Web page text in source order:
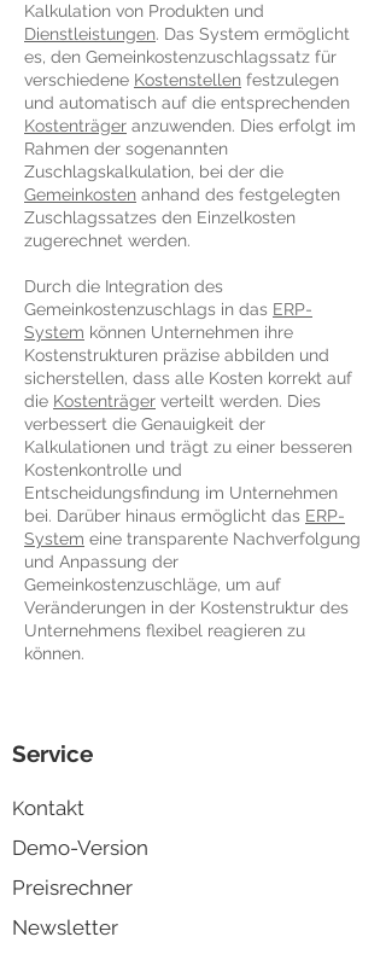
Kalkulation von Produkten und
Dienstleistungen. Das System ermöglicht
es, den Gemeinkostenzuschlagssatz für
verschiedene Kostenstellen festzulegen
und automatisch auf die entsprechenden
Kostenträger anzuwenden. Dies erfolgt im
Rahmen der sogenannten
Zuschlagskalkulation, bei der die
Gemeinkosten anhand des festgelegten
Zuschlagssatzes den Einzelkosten
zugerechnet werden.
Durch die Integration des
Gemeinkostenzuschlags in das ERP-
System können Unternehmen ihre
Kostenstrukturen präzise abbilden und
sicherstellen, dass alle Kosten korrekt auf
die Kostenträger verteilt werden. Dies
verbessert die Genauigkeit der
Kalkulationen und trägt zu einer besseren
Kostenkontrolle und
Entscheidungsfindung im Unternehmen
bei. Darüber hinaus ermöglicht das ERP-
System eine transparente Nachverfolgung
und Anpassung der
Gemeinkostenzuschläge, um auf
Veränderungen in der Kostenstruktur des
Unternehmens flexibel reagieren zu
können.
Service
Kontakt
Demo-Version
Preisrechner
Newsletter